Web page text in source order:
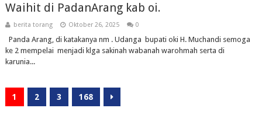
Waihit di PadanArang kab oi.
berita torang Oktober 26, 2025 0
Panda Arang, di katakanya nm . Udanga bupati oki H. Muchandi semoga
ke 2 mempelai menjadi klga sakinah wabanah warohmah serta di
karunia...
1 2 3 168